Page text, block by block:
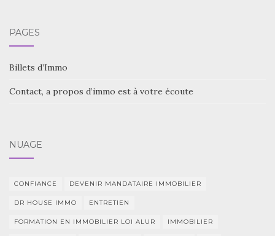
PAGES
Billets d’Immo
Contact, a propos d’immo est à votre écoute
NUAGE
CONFIANCE DEVENIR MANDATAIRE IMMOBILIER
DR HOUSE IMMO ENTRETIEN
FORMATION EN IMMOBILIER LOI ALUR IMMOBILIER